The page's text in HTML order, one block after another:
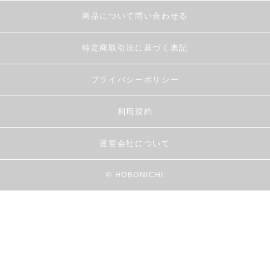
商品について問い合わせる
特定商取引法に基づく表記
プライバシーポリシー
利用規約
運営会社について
© HOBONICHI